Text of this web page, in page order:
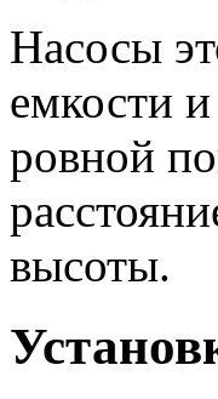
Насосы
емкости
ровной
высоты.